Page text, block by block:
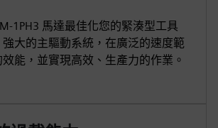
1PH3 馬達最佳化您的緊湊型工具
大的主驅動系統，在廣泛的速度範
能，並實現高效、生產力的作業。